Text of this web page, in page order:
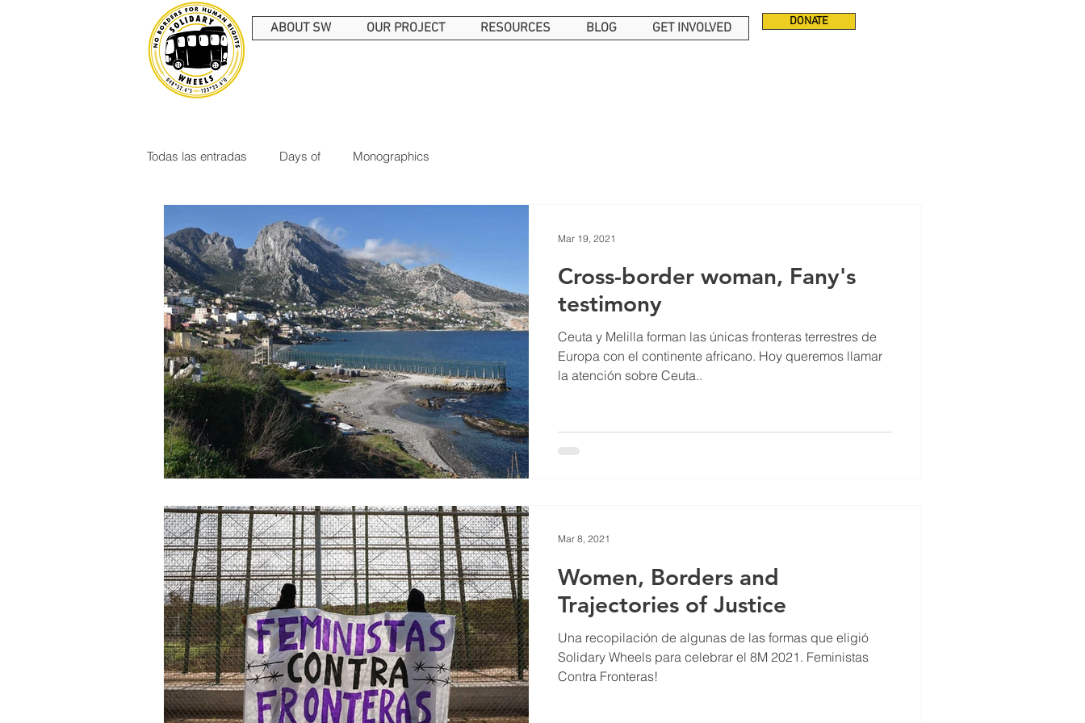
ABOUT SW OUR PROJECT RESOURCES BLOG GET INVOLVED DONATE
Todas las entradas Days of Monographics
Cross-border woman, Fany's
testimony
Ceuta y Melilla forman las únicas fronteras terrestres de
Europa con el continente africano. Hoy queremos llamar
la atención sobre Ceuta..
Mar 19, 2021
Women, Borders and
Trajectories of Justice
Una recopilación de algunas de las formas que eligió
Solidary Wheels para celebrar el 8M 2021. Feministas
Contra Fronteras!
Mar 8, 2021